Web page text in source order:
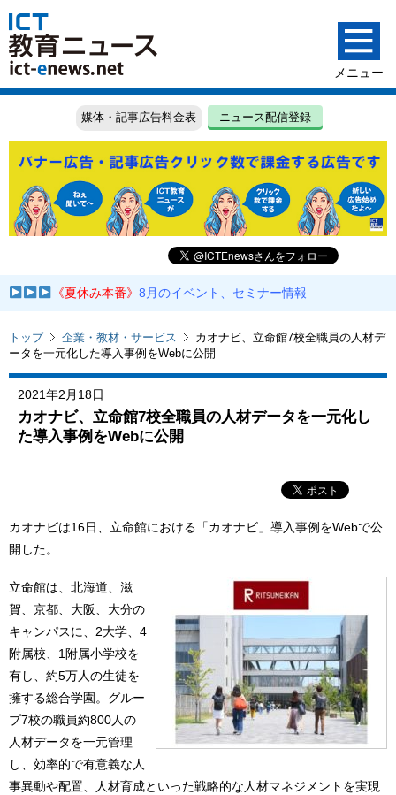
媒体・記事広告料金表 ニュース配信登録
《夏休み本番》8月のイベント、セミナー情報
トップ 企業・教材・サービス
カオナビ、立命館7校全職員の人材デ
ータを一元化した導入事例をWebに公開
2021年2月18日
カオナビ、立命館7校全職員の人材データを一元化し
た導入事例をWebに公開
カオナビは16日、立命館における「カオナビ」導入事例をWebで公
開した。
立命館は、北海道、滋
賀、京都、大阪、大分の
キャンパスに、2大学、4
附属校、1附属小学校を
有し、約5万人の生徒を
擁する総合学園。グルー
プ7校の職員約800人の
人材データを一元管理
し、効率的で有意義な人
事異動や配置、人材育成といった戦略的な人材マネジメントを実現